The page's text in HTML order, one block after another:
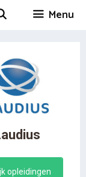
Menu
opleidingen